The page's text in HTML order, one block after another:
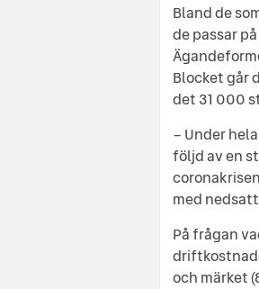
Bland de
de passar
Blocket går
det 31 000
– Under
följd av en
med
På frågan
och märket